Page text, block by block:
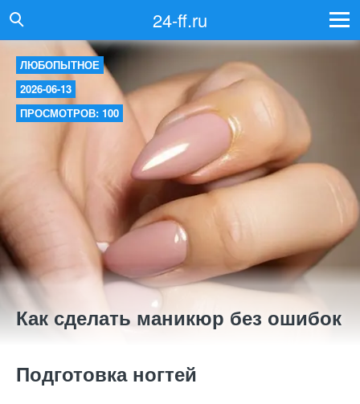
24-ff.ru
ЛЮБОПЫТНОЕ
2026-06-13
ПРОСМОТРОВ: 100
Как сделать маникюр без ошибок
Подготовка ногтей